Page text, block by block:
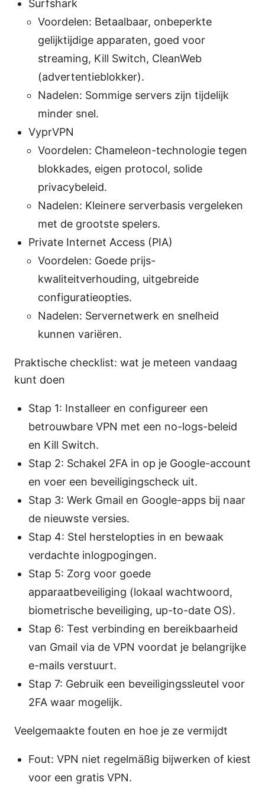
Surfshark
Voordelen: Betaalbaar, onbeperkte
gelijktijdige apparaten, goed voor
streaming, Kill Switch, CleanWeb
(advertentieblokker).
Nadelen: Sommige servers zijn tijdelijk
minder snel.
VyprVPN
Voordelen: Chameleon-technologie tegen
blokkades, eigen protocol, solide
privacybeleid.
Nadelen: Kleinere serverbasis vergeleken
met de grootste spelers.
Private Internet Access (PIA)
Voordelen: Goede prijs-
kwaliteitverhouding, uitgebreide
configuratieopties.
Nadelen: Servernetwerk en snelheid
kunnen variëren.
Praktische checklist: wat je meteen vandaag
kunt doen
Stap 1: Installeer en configureer een
betrouwbare VPN met een no-logs-beleid
en Kill Switch.
Stap 2: Schakel 2FA in op je Google-account
en voer een beveiligingscheck uit.
Stap 3: Werk Gmail en Google-apps bij naar
de nieuwste versies.
Stap 4: Stel herstelopties in en bewaak
verdachte inlogpogingen.
Stap 5: Zorg voor goede
apparaatbeveiliging (lokaal wachtwoord,
biometrische beveiliging, up-to-date OS).
Stap 6: Test verbinding en bereikbaarheid
van Gmail via de VPN voordat je belangrijke
e-mails verstuurt.
Stap 7: Gebruik een beveiligingssleutel voor
2FA waar mogelijk.
Veelgemaakte fouten en hoe je ze vermijdt
Fout: VPN niet regelmäßig bijwerken of kiest
voor een gratis VPN.